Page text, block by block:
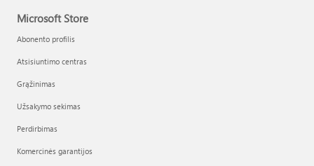
Microsoft Store
Abonento profilis
Atsisiuntimo centras
Grąžinimas
Užsakymo sekimas
Perdirbimas
Komercinės garantijos